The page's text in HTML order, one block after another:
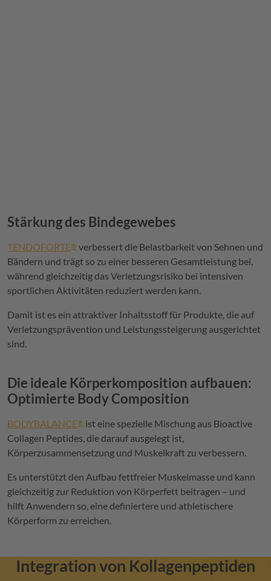
Stärkung des Bindegewebes
TENDOFORTE® verbessert die Belastbarkeit von Sehnen und
Bändern und trägt so zu einer besseren Gesamtleistung bei,
während gleichzeitig das Verletzungsrisiko bei intensiven
sportlichen Aktivitäten reduziert werden kann.
Damit ist es ein attraktiver Inhaltsstoff für Produkte, die auf
Verletzungsprävention und Leistungssteigerung ausgerichtet
sind.
Die ideale Körperkomposition aufbauen:
Optimierte Body Composition
BODYBALANCE® ist eine spezielle Mischung aus Bioactive
Collagen Peptides, die darauf ausgelegt ist,
Körperzusammensetzung und Muskelkraft zu verbessern.
Es unterstützt den Aufbau fettfreier Muskelmasse und kann
gleichzeitig zur Reduktion von Körperfett beitragen – und
hilft Anwendern so, eine definiertere und athletischere
Körperform zu erreichen.
Integration von Kollagenpeptiden